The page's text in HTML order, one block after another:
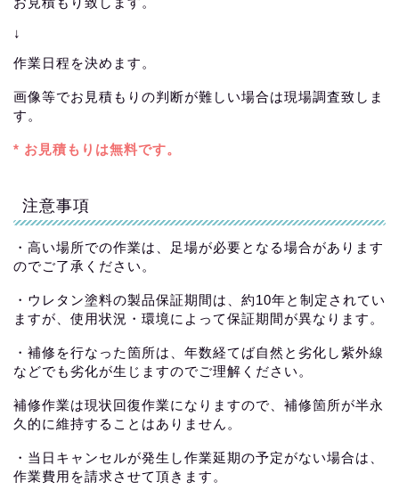
↓
作業日程を決めます。
画像等でお見積もりの判断が難しい場合は現場調査致しま
す。
* お見積もりは無料です。
注意事項
・高い場所での作業は、足場が必要となる場合があります
のでご了承ください。
・ウレタン塗料の製品保証期間は、約10年と制定されてい
ますが、使用状況・環境によって保証期間が異なります。
・補修を行なった箇所は、年数経てば自然と劣化し紫外線
などでも劣化が生じますのでご理解ください。
補修作業は現状回復作業になりますので、補修箇所が半永
久的に維持することはありません。
・当日キャンセルが発生し作業延期の予定がない場合は、
作業費用を請求させて頂きます。